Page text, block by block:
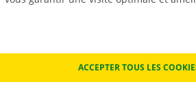
ACCEPTER TOUS LES